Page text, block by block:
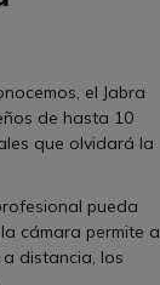
el Jabra
de hasta 10
que olvidará la
pueda
cámara permite a
distancia, los